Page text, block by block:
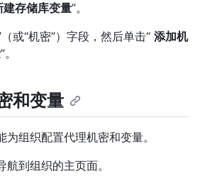
建存储库变量”。
或“机密”）字段，然后单击“ 添加机
”。
和变量
组织配置代理机密和变量。
到组织的主页面。